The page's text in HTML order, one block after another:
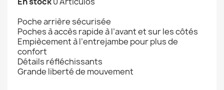
Poche arrière sécurisée
Poches à accès rapide à l’avant et sur les côtés
Empiècement à l’entrejambe pour plus de
confort
Détails réfléchissants
Grande liberté de mouvement